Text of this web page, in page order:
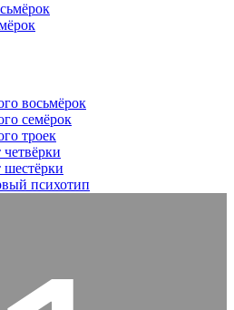
восьмёрок
семёрок
троек
четвёрки
шестёрки
психотип